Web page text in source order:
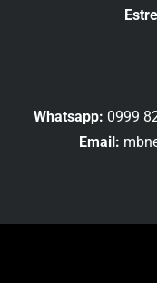
Whatsapp: 0999
Email: